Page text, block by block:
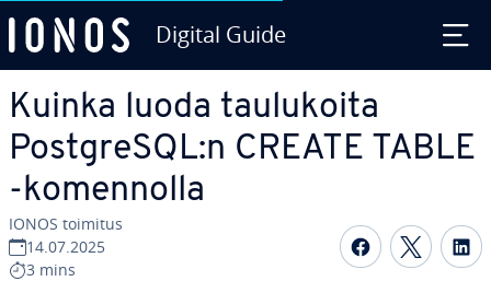
Digital Guide
Kuinka luoda tau­lu­koi­ta
PostgreSQL:n CREATE TABLE
-ko­men­nol­la
IONOS toimitus
14.07.2025
3 mins
Jaa Jaa